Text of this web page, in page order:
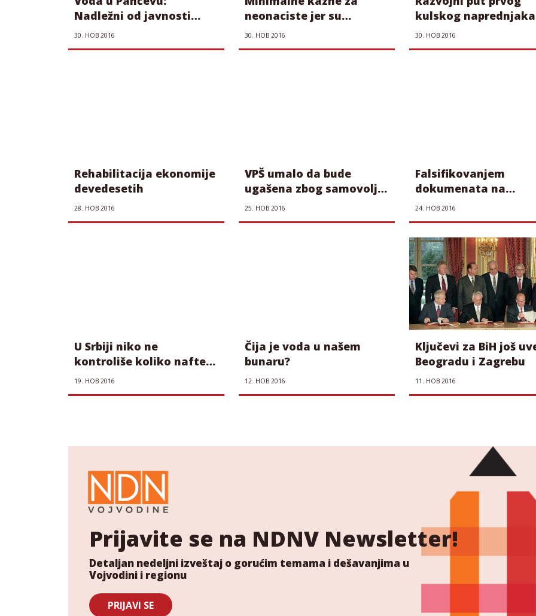
Nadležni od javnosti
kriju opasne bakterije?
30. НОВ 2016
neonaciste jer su
„iskreni, mladi i
nezaposleni“
30. НОВ 2016
kulskog naprednjaka
30. НОВ 2016
Rehabilitacija ekonomije
devedesetih
28. НОВ 2016
VPŠ umalo da bude
ugašena zbog samovolje
Tomića
25. НОВ 2016
Falsifikovanjem
dokumenata na
Poljoprivrednom
fakultetu do miliona
budžeta?
24. НОВ 2016
U Srbiji niko ne
kontroliše koliko nafte
eksploatiše NIS
19. НОВ 2016
Čija je voda u našem
bunaru?
12. НОВ 2016
Ključevi za BiH još
Beogradu i Zagrebu
11. НОВ 2016
Prijavite se na NDNV Newsletter!
Detaljan nedeljni izveštaj o gorućim temama i dešavanjima u
Vojvodini i regionu
PRIJAVI SE